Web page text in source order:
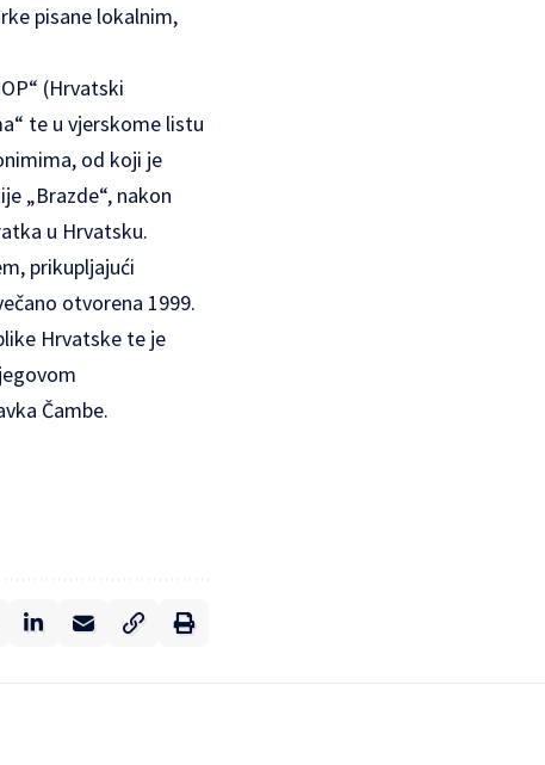
pisane lokalnim,
(Hrvatski
te u vjerskome listu
od koji je
„Brazde“, nakon
u Hrvatsku.
prikupljajući
otvorena 1999.
Hrvatske te je
Čambe.